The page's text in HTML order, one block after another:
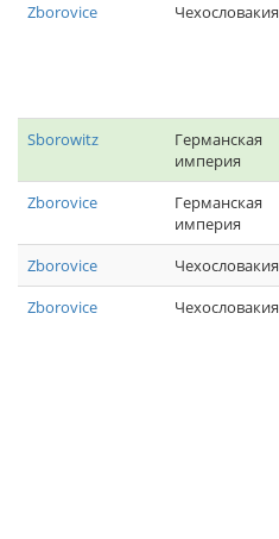
Zborovice
Чехословакия
Sborowitz
Германская
империя
Zborovice
Германская
империя
Zborovice Чехословакия
Zborovice
Чехословакия